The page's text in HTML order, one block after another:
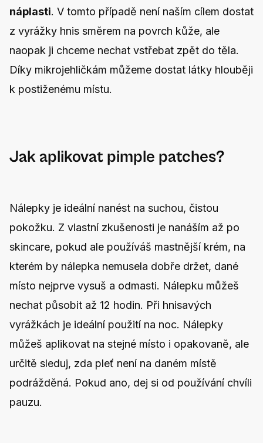
náplasti. V tomto případě není naším cílem dostat
z vyrážky hnis směrem na povrch kůže, ale
naopak ji chceme nechat vstřebat zpět do těla.
Díky mikrojehličkám můžeme dostat látky hlouběji
k postiženému místu.
Jak aplikovat pimple patches?
Nálepky je ideální nanést na suchou, čistou
pokožku. Z vlastní zkušenosti je nanáším až po
skincare, pokud ale používáš mastnější krém, na
kterém by nálepka nemusela dobře držet, dané
místo nejprve vysuš a odmasti. Nálepku můžeš
nechat působit až 12 hodin. Při hnisavých
vyrážkách je ideální použití na noc. Nálepky
můžeš aplikovat na stejné místo i opakovaně, ale
určitě sleduj, zda pleť není na daném místě
podrážděná. Pokud ano, dej si od používání chvíli
pauzu.